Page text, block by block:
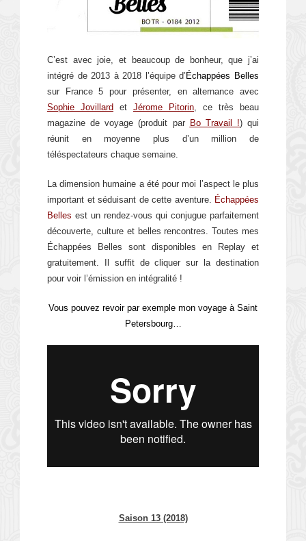
C’est avec joie, et beaucoup de bonheur, que j’ai
intégré de 2013 à 2018 l’équipe d’ Échappées Belles
sur France 5 pour présenter, en alternance avec
Sophie Jovillard et Jérome Pitorin , ce très beau
magazine de voyage (produit par Bo Travail !) qui
réunit en moyenne plus d’un million de
téléspectateurs chaque semaine.
La dimension humaine a été pour moi l’aspect le plus
important et séduisant de cette aventure.
Échappées
Belles est un rendez-vous qui conjugue parfaitement
découverte, culture et belles rencontres. Toutes mes
Échappées Belles sont disponibles en Replay et
gratuitement. Il suffit de cliquer sur la destination
pour voir l’émission en intégralité !
Vous pouvez revoir par exemple mon voyage à Saint
Petersbourg…
Saison 13 (2018)